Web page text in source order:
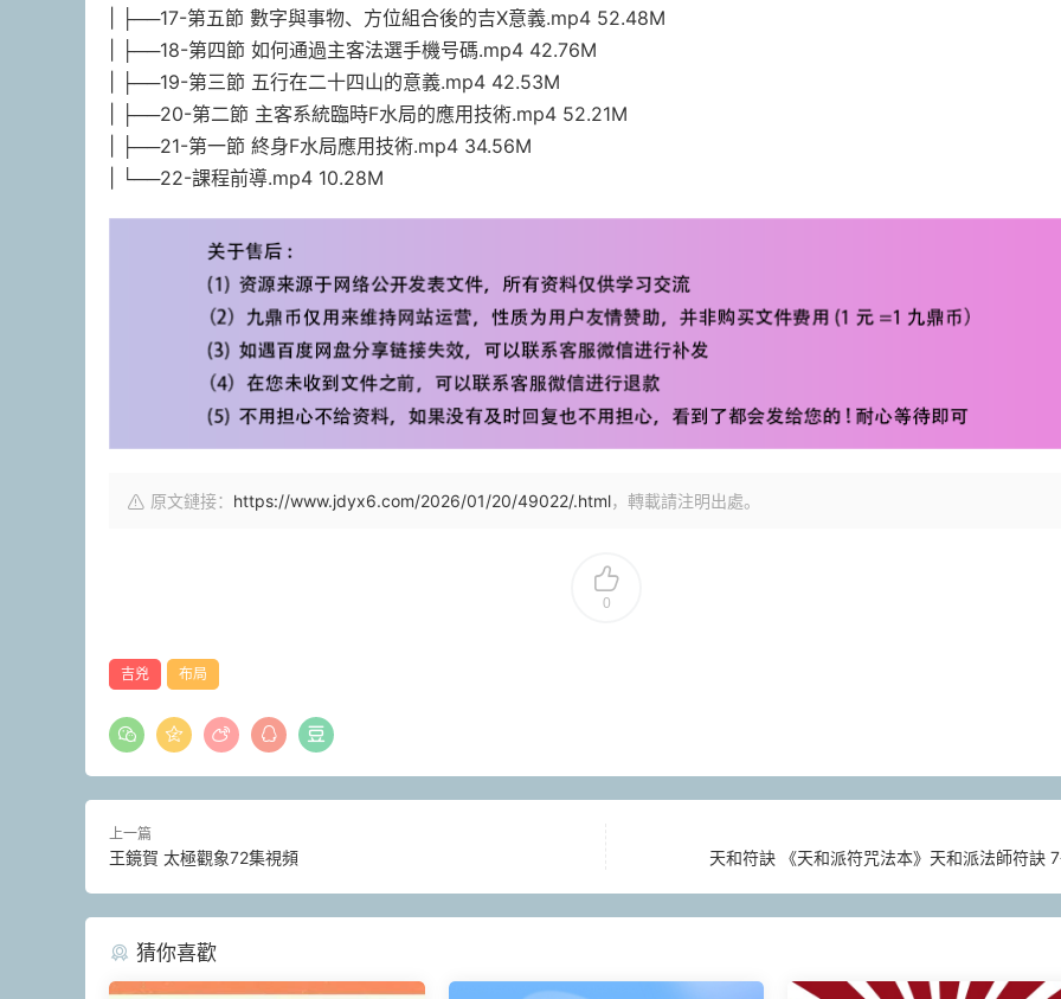
| ├──17-第五節 數字與事物、方位組合後的吉X意義.mp4 52.48M
| ├──18-第四節 如何通過主客法選手機号碼.mp4 42.76M
| ├──19-第三節 五行在二十四山的意義.mp4 42.53M
| ├──20-第二節 主客系統臨時F水局的應用技術.mp4 52.21M
| ├──21-第一節 終身F水局應用技術.mp4 34.56M
| └──22-課程前導.mp4 10.28M
原文鏈接： https://www.jdyx6.com/2026/01/20/49022/.html，轉載請注明出處。
0
吉兇 布局
上一篇
王鏡賀 太極觀象72集視頻 天和符訣 《天和派符咒法本》天和派法師符訣
猜你喜歡